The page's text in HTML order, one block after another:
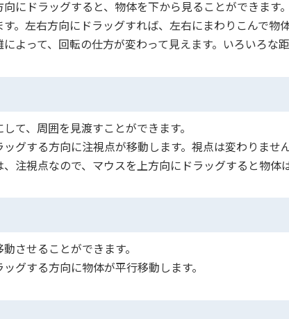
向にドラッグすると、物体を下から見ることができます
す。左右方向にドラッグすれば、左右にまわりこんで物
よって、回転の仕方が変わって見えます。いろいろな
て、周囲を見渡すことができます。
グする方向に注視点が移動します。視点は変わりません
注視点なので、マウスを上方向にドラッグすると物体
させることができます。
グする方向に物体が平行移動します。